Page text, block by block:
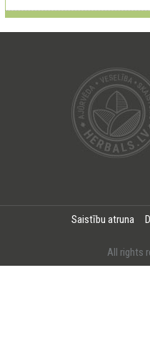
Saistību atruna
All rights